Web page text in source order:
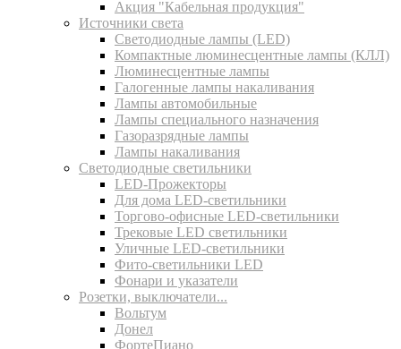
Акция "Кабельная продукция"
Источники света
Светодиодные лампы (LED)
Компактные люминесцентные лампы (КЛЛ)
Люминесцентные лампы
Галогенные лампы накаливания
Лампы автомобильные
Лампы специального назначения
Газоразрядные лампы
Лампы накаливания
Светодиодные светильники
LED-Прожекторы
Для дома LED-светильники
Торгово-офисные LED-светильники
Трековые LED светильники
Уличные LED-светильники
Фито-светильники LED
Фонари и указатели
Розетки, выключатели...
Вольтум
Донел
ФортеПиано